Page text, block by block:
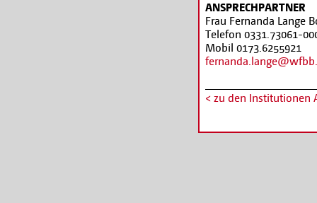
ANSPRECHPARTNER
Frau Fernanda Lange
Telefon 0331.73061-
Mobil 0173.6255921
< zu den Institutionen